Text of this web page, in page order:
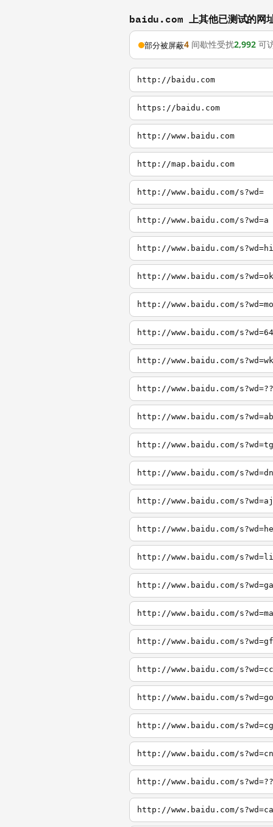
baidu.com 上其他已测试的网
部分被屏蔽4 间歇性受扰2,992 可
http://baidu.com
https://baidu.com
http://www.baidu.com
http://map.baidu.com
http://www.baidu.com/s?wd=
http://www.baidu.com/s?wd=a
http://www.baidu.com/s?wd=hi
http://www.baidu.com/s?wd=ok
http://www.baidu.com/s?wd=mo
http://www.baidu.com/s?wd=64
http://www.baidu.com/s?wd=wk
http://www.baidu.com/s?wd=??
http://www.baidu.com/s?wd=ab
http://www.baidu.com/s?wd=tg
http://www.baidu.com/s?wd=dn
http://www.baidu.com/s?wd=aj
http://www.baidu.com/
http://www.baidu.com/
http://www.baidu.com/
http://www.baidu.com/
http://www.baidu.com/
http://www.baidu.com/
http://www.baidu.com/
http://www.baidu.com/
http://www.baidu.com/
http://www.baidu.com/
http://www.baidu.com/